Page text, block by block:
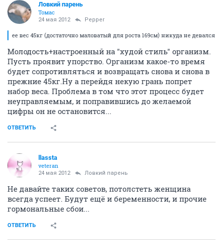
Ловкий парень
Томас
24 мая 2012 Pepper
ее вес 45кг (достаточно маловатый для роста 169см) никуда не девался
Молодость+настроенный на "худой стиль" организм.
Пусть проявит упорство. Организм какое-то время
будет сопротивляться и возвращать снова и снова в
прежние 45кг.Ну а перейдя некую грань попрет
набор веса. Проблема в том что этот процесс будет
неуправляемым, и поправившись до желаемой
цифры он не остановится...
ОТВЕТИТЬ
llassta
veteran
24 мая 2012 Ловкий парень
Не давайте таких советов, потолстеть женщина
всегда успеет. Будут ещё и беременности, и прочие
гормональные сбои...
ОТВЕТИТЬ